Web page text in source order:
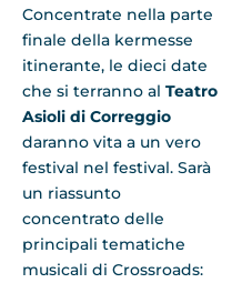
Concentrate nella parte
finale della kermesse
itinerante, le dieci date
che si terranno al Teatro
Asioli di Correggio
daranno vita a un vero
festival nel festival. Sarà
un riassunto
concentrato delle
principali tematiche
musicali di Crossroads: